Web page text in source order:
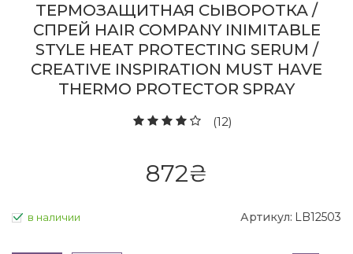
ТЕРМОЗАЩИТНАЯ СЫВОРОТКА /
СПРЕЙ HAIR COMPANY INIMITABLE
STYLE HEAT PROTECTING SERUM /
CREATIVE INSPIRATION MUST HAVE
THERMO PROTECTOR SPRAY
(12)
872₴
в наличии Артикул: LB12503